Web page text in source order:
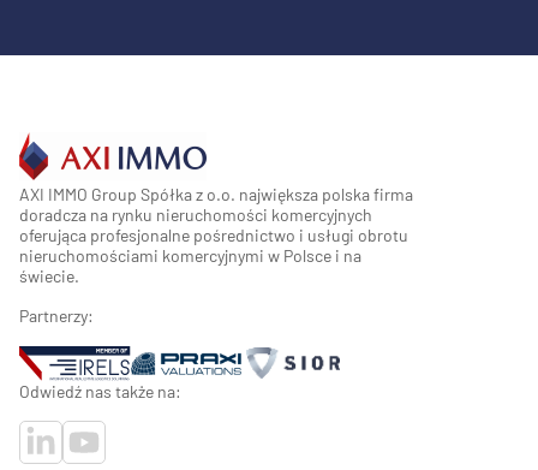
AXI IMMO Group Spółka z o.o. największa polska firma
doradcza na rynku nieruchomości komercyjnych
oferująca profesjonalne pośrednictwo i usługi obrotu
nieruchomościami komercyjnymi w Polsce i na
świecie.
Partnerzy:
Odwiedź nas także na: